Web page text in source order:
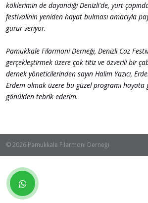
köklerimin de dayandığı Denizli'de, yurt
festivalinin yeniden hayat bulması amacıyla
gurur veriyor.
Pamukkale Filarmoni Derneği, Denizli Caz
gerçekleştirmek üzere çok titiz ve özverili bir
dernek yöneticilerinden sayın Halim Yazıcı,
Erdem olmak üzere bu güzel programı hayata
gönülden tebrik ederim.
© 2026 Pamukkale Filarmoni Derneği